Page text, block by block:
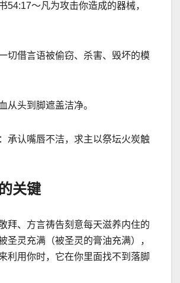
54:17～凡为攻击你造成的器械，
切借言语被偷窃、 杀害、毁坏的模
从头到脚遮盖洁净。
承认嘴唇不洁，求主以祭坛火炭触
关键
拜、方言祷告刻意每天滋养内住的
圣灵充满（被圣灵的膏油充满），
利用你时，它在你里面找不到落脚